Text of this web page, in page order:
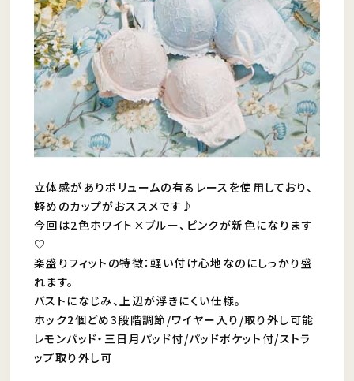
立体感がありボリュームの有るレースを使用しており、
軽めのカップがおススメです♪
今回は2色ホワイト×ブルー、ピンクが新色になります
♡
楽盛りフィットの特徴：軽い付け心地なのにしっかり盛
れます。
バストになじみ、上辺が浮きにくい仕様。
ホック2個どめ3段階調節/ワイヤー入り/取り外し可能
レモンパッド・三日月パッド付/パッドポケット付/ストラ
ップ取り外し可